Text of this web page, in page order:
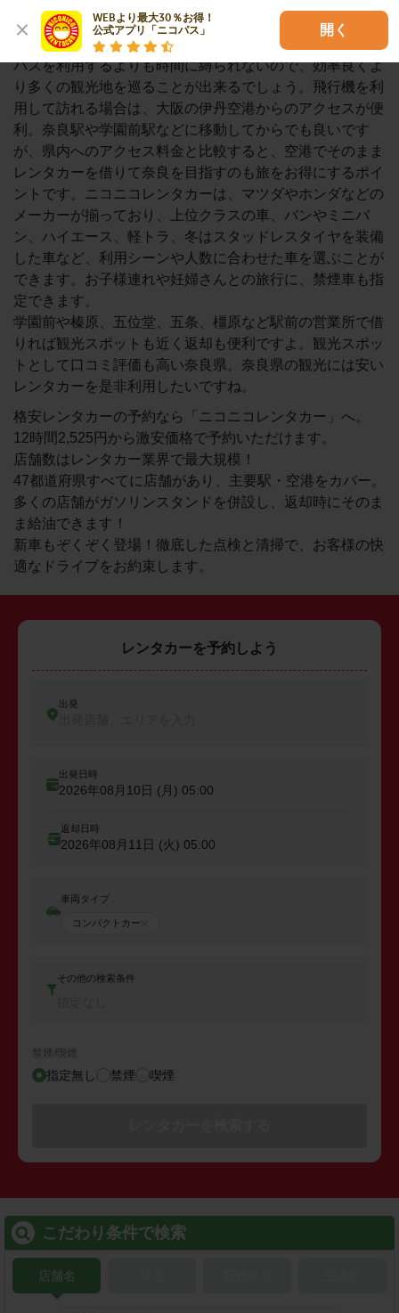
WEBより最大30％お得！
公式アプリ「ニコパス」
開く
分、様々なスポットを巡る体力を温存するためにも観光地
間は車でサクッと移動するのがベスト。JRなどの電車や
バスを利用するよりも時間に縛られないので、効率良くよ
り多くの観光地を巡ることが出来るでしょう。飛行機を利
用して訪れる場合は、大阪の伊丹空港からのアクセスが便
利。奈良駅や学園前駅などに移動してからでも良いです
が、県内へのアクセス料金と比較すると、空港でそのまま
レンタカーを借りて奈良を目指すのも旅をお得にするポイ
ントです。ニコニコレンタカーは、マツダやホンダなどの
メーカーが揃っており、上位クラスの車、バンやミニバ
ン、ハイエース、軽トラ、冬はスタッドレスタイヤを装備
した車など、利用シーンや人数に合わせた車を選ぶことが
できます。お子様連れや妊婦さんとの旅行に、禁煙車も指
定できます。
学園前や榛原、五位堂、五条、橿原など駅前の営業所で借
りれば観光スポットも近く返却も便利ですよ。観光スポッ
トとして口コミ評価も高い奈良県。奈良県の観光には安い
レンタカーを是非利用したいですね。
格安レンタカーの予約なら「ニコニコレンタカー」へ。
12時間2,525円から激安価格で予約いただけます。
店舗数はレンタカー業界で最大規模！
47都道府県すべてに店舗があり、主要駅・空港をカバー。
多くの店舗がガソリンスタンドを併設し、返却時にそのま
ま給油できます！
新車もぞくぞく登場！徹底した点検と清掃で、お客様の快
適なドライブをお約束します。
レンタカーを予約しよう
出発
出発日時
2026年08月10日 (月) 05:00
返却日時
2026年08月11日 (火) 05:00
車両タイプ
コンパクトカー
その他の検索条件
禁煙/喫煙
指定無し 禁煙 喫煙
こだわり条件で検索
店舗名